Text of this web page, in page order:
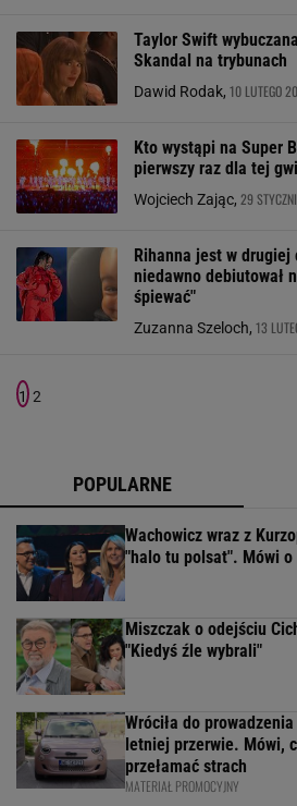
Taylor Swift
Skandal na trybunach
Dawid Rodak, 10 LUTEGO
Kto wystąpi na Super
pierwszy raz dla tej
Wojciech Zając, 29
Rihanna jest w drugiej
niedawno debiutował
śpiewać"
Zuzanna Szeloch, 13
1 2
POPULARNE
Wachowicz wraz z
"halo tu polsat". Mówi o
Miszczak o odejściu
"Kiedyś źle wybrali"
Wróciła do
letniej przerwie. Mówi,
przełamać strach
MATERIAŁ PROMOCYJNY